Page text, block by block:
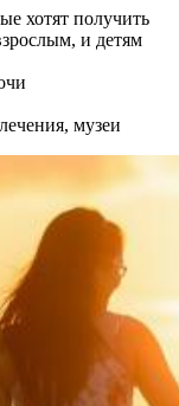
хотят получить
и детям
музеи